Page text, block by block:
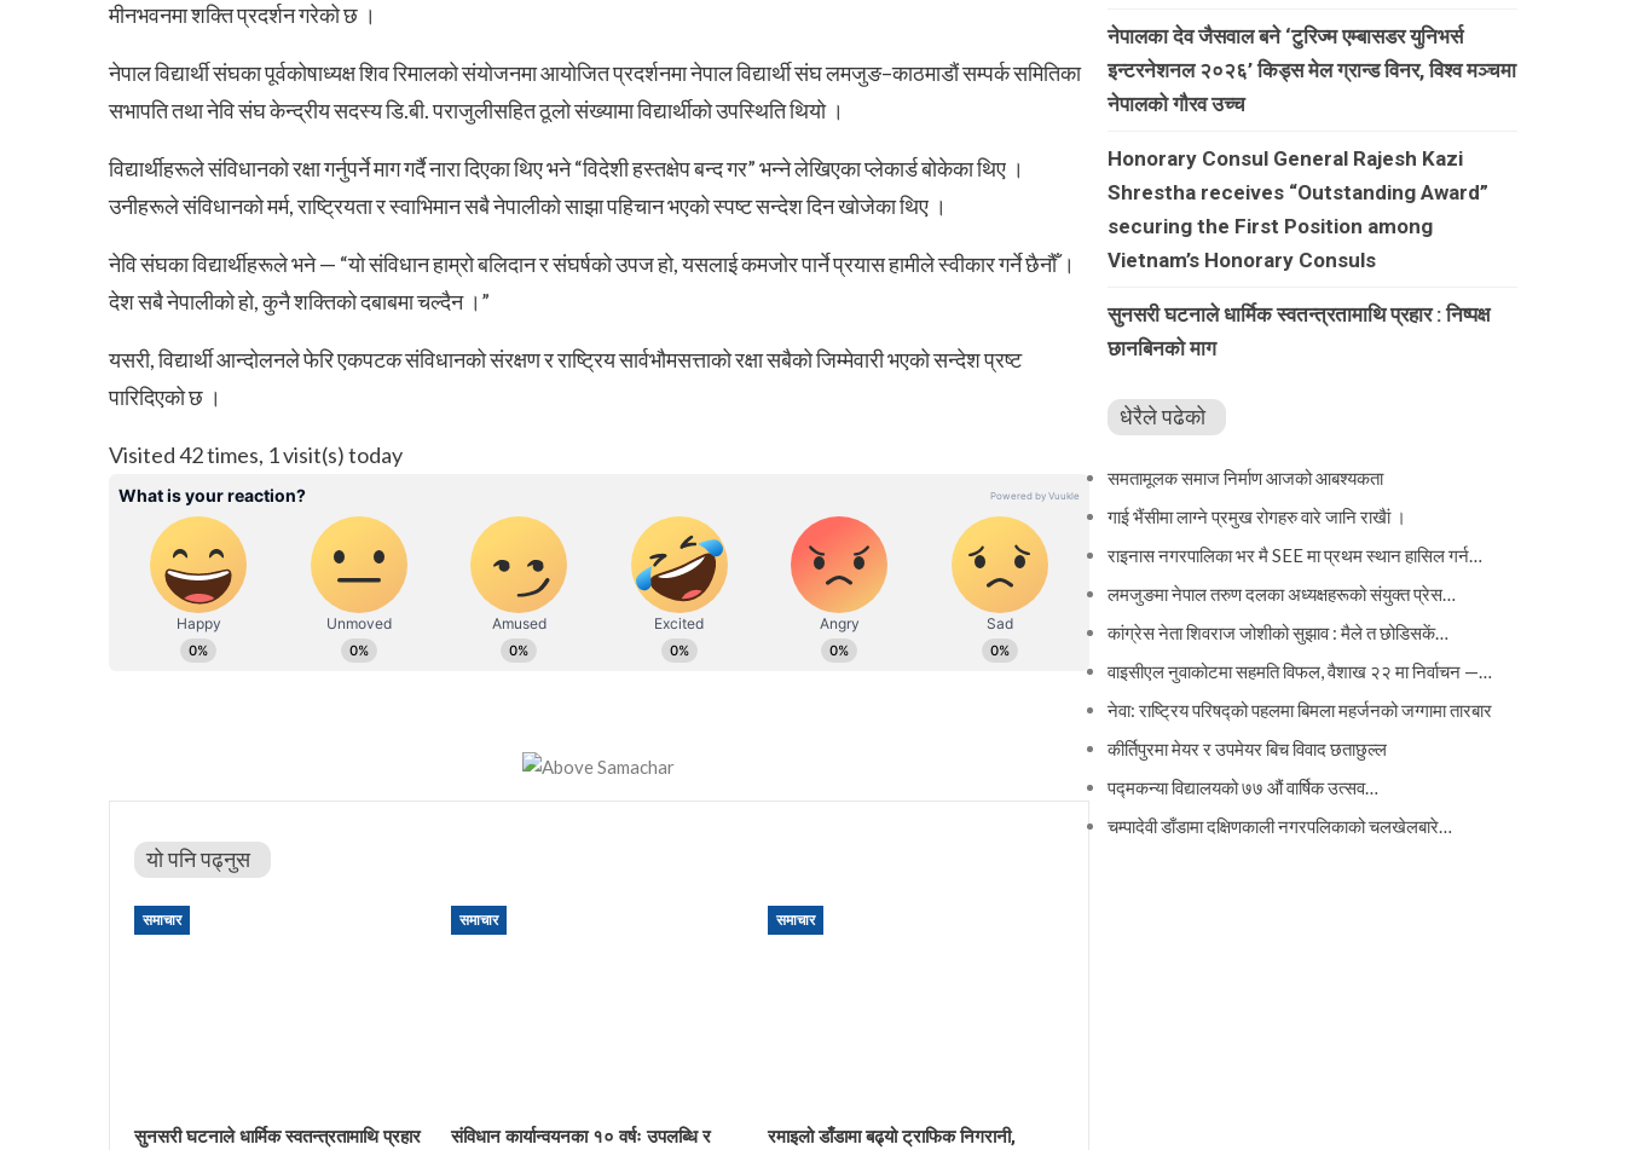
मीनभवनमा शक्ति प्रदर्शन गरेको छ ।
नेपाल विद्यार्थी संघका पूर्वकोषाध्यक्ष शिव रिमालको संयोजनमा आयोजित प्रदर्शनमा नेपाल विद्यार्थी संघ लमजुङ–काठमाडौं सम्पर्क समितिका
सभापति तथा नेवि संघ केन्द्रीय सदस्य डि.बी. पराजुलीसहित ठूलो संख्यामा विद्यार्थीको उपस्थिति थियो ।
विद्यार्थीहरूले संविधानको रक्षा गर्नुपर्ने माग गर्दै नारा दिएका थिए भने “विदेशी हस्तक्षेप बन्द गर” भन्ने लेखिएका प्लेकार्ड बोकेका थिए ।
उनीहरूले संविधानको मर्म, राष्ट्रियता र स्वाभिमान सबै नेपालीको साझा पहिचान भएको स्पष्ट सन्देश दिन खोजेका थिए ।
नेवि संघका विद्यार्थीहरूले भने — “यो संविधान हाम्रो बलिदान र संघर्षको उपज हो, यसलाई कमजोर पार्ने प्रयास हामीले स्वीकार गर्ने छैनौँ ।
देश सबै नेपालीको हो, कुनै शक्तिको दबाबमा चल्दैन ।”
यसरी, विद्यार्थी आन्दोलनले फेरि एकपटक संविधानको संरक्षण र राष्ट्रिय सार्वभौमसत्ताको रक्षा सबैको जिम्मेवारी भएको सन्देश प्रष्ट
पारिदिएको छ ।
Visited 42 times, 1 visit(s) today
यो पनि पढ्नुस
समाचार
सुनसरी घटनाले धार्मिक स्वतन्त्रतामाथि प्रहार
समाचार
संविधान कार्यान्वयनका १० वर्षः उपलब्धि र
समाचार
रमाइलो डाँडामा बढ्यो ट्राफिक निगरानी,
नेपालका देव जैसवाल बने ‘टुरिज्म एम्बासडर युनिभर्स
इन्टरनेशनल २०२६’ किड्स मेल ग्रान्ड विनर, विश्व मञ्चमा
नेपालको गौरव उच्च
Honorary Consul General Rajesh Kazi
Shrestha receives “Outstanding Award”
securing the First Position among
Vietnam’s Honorary Consuls
सुनसरी घटनाले धार्मिक स्वतन्त्रतामाथि प्रहार : निष्पक्ष
छानबिनको माग
धेरैले पढेको
समतामूलक समाज निर्माण आजको आबश्यकता
गाई भैंसीमा लाग्ने प्रमुख रोगहरु वारे जानि राखैां ।
राइनास नगरपालिका भर मै SEE मा प्रथम स्थान हासिल गर्न…
लमजुङमा नेपाल तरुण दलका अध्यक्षहरूको संयुक्त प्रेस…
कांग्रेस नेता शिवराज जोशीको सुझाव : मैले त छोडिसकें…
वाइसीएल नुवाकोटमा सहमति विफल, वैशाख २२ मा निर्वाचन —…
नेवा: राष्ट्रिय परिषद्को पहलमा बिमला महर्जनको जग्गामा तारबार
कीर्तिपुरमा मेयर र उपमेयर बिच विवाद छताछुल्ल
पद्मकन्या विद्यालयको ७७ औं ‌‌वार्षिक ‌उत्सव…
चम्पादेवी डाँडामा दक्षिणकाली नगरपलिकाको चलखेलबारे…